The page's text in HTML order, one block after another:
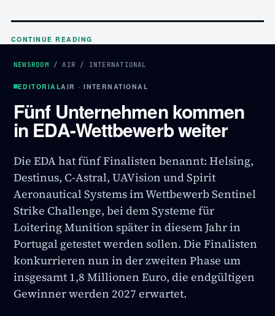
CONTINUE READING
NEWSROOM /AIR / INTERNATIONAL
EDITORIALAIR · INTERNATIONAL
Fünf Unternehmen kommen
in EDA-Wettbewerb weiter
Die EDA hat fünf Finalisten benannt: Helsing,
Destinus, C-Astral, UAVision und Spirit
Aeronautical Systems im Wettbewerb Sentinel
Strike Challenge, bei dem Systeme für
Loitering Munition später in diesem Jahr in
Portugal getestet werden sollen. Die Finalisten
konkurrieren nun in der zweiten Phase um
insgesamt 1,8 Millionen Euro, die endgültigen
Gewinner werden 2027 erwartet.